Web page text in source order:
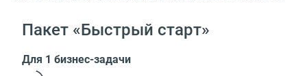
Пакет «Быстрый старт»
Для 1 бизнес-задачи